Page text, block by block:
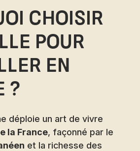
choisir
pour
en
?
déploie un art de vivre
la France, façonné par le
et la richesse des